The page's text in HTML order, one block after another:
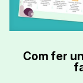
Com fer